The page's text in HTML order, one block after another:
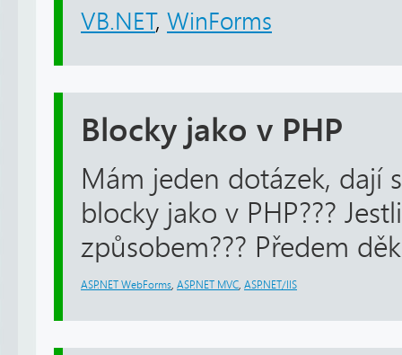
VB.NET, WinForms
Blocky jako v PHP
Mám jeden dotázek, dají
blocky jako v PHP???
způsobem??? Předem
ASP.NET WebForms ASP.NET MVC ASP.NET/IIS